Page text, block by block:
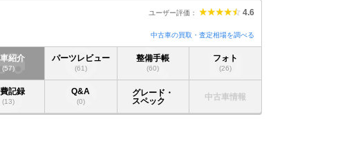
ユーザー評価： 4.6
中古車の買取・査定相場を調べる
紹介
(57)
パーツレビュー
(61)
整備手帳
(60)
フォト
(26)
記録
(13)
Q&A
(0)
グレード・
スペック
中古車情報